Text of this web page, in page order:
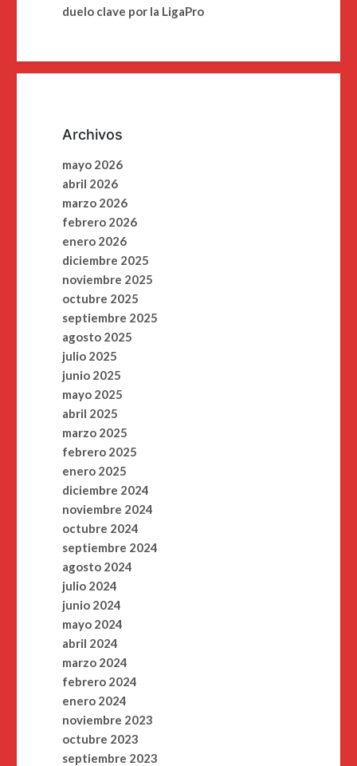
duelo clave por la LigaPro
Archivos
mayo 2026
abril 2026
marzo 2026
febrero 2026
enero 2026
diciembre 2025
noviembre 2025
octubre 2025
septiembre 2025
agosto 2025
julio 2025
junio 2025
mayo 2025
abril 2025
marzo 2025
febrero 2025
enero 2025
diciembre 2024
noviembre 2024
octubre 2024
septiembre 2024
agosto 2024
julio 2024
junio 2024
mayo 2024
abril 2024
marzo 2024
febrero 2024
enero 2024
noviembre 2023
octubre 2023
septiembre 2023